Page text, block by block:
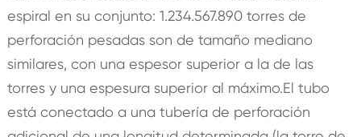
espiral en su conjunto: 1.234.567.890 torres de
perforación pesadas son de tamaño mediano
similares, con una espesor superior a la de las
torres y una espesura superior al máximo.El tubo
está conectado a una tubería de perforación